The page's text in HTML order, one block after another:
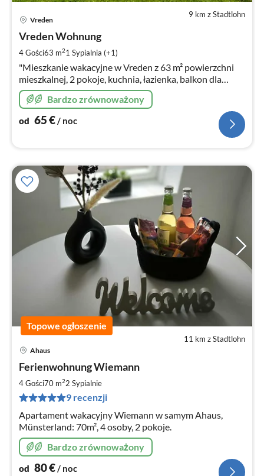
9 km z Stadtlohn
Vreden
Vreden Wohnung
4 Gości63 m21 Sypialnia (+1)
"Mieszkanie wakacyjne w Vreden z 63 m² powierzchni
mieszkalnej, 2 pokoje, kuchnia, łazienka, balkon dla
maks. 4 osób." na 1 piętrze.
Bardzo zrównoważony
od 65€/ noc
Topowe ogłoszenie
11 km z Stadtlohn
Ahaus
Ferienwohnung Wiemann
4 Gości70 m22 Sypialnie
9 recenzji
Apartament wakacyjny Wiemann w samym Ahaus,
Münsterland: 70m², 4 osoby, 2 pokoje.
Bardzo zrównoważony
od 80€/ noc